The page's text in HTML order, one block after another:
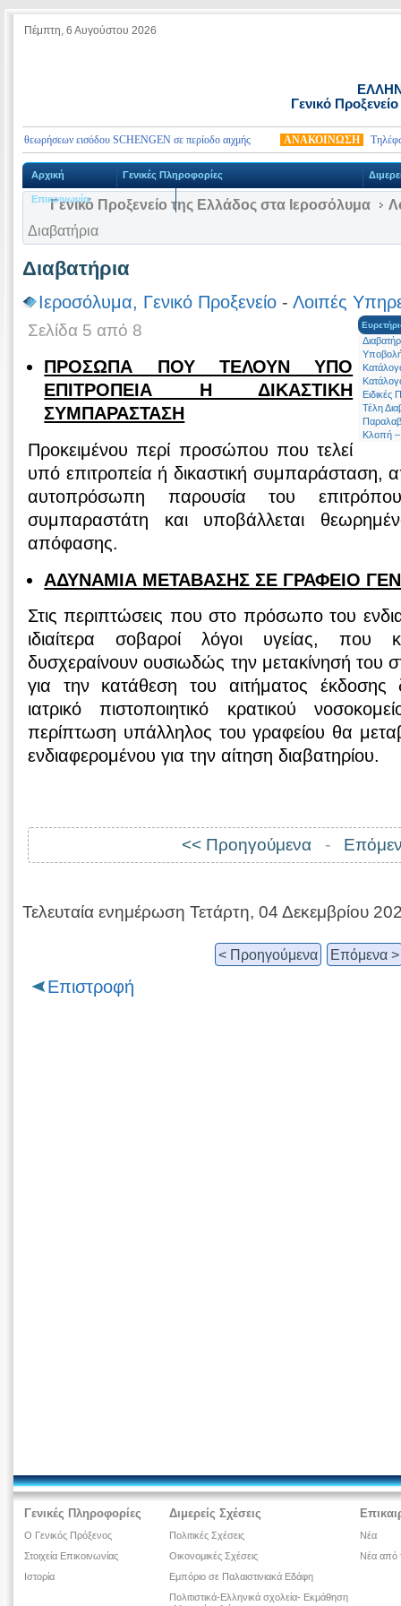
Πέμπτη, 6 Αυγούστου 2026
Γενικό
θεωρήσεων εισόδου SCHENGEN σε περίοδο αιχμής ΑΝΑΚΟΙΝΩΣΗ Τηλέφωνα
Αρχική Γενικές Πληροφορίες
Επικοινωνία
Γενικό Προξενείο της Ελλάδος στα Ιεροσόλυμα
Διαβατήρια
Διαβατήρια
Ιεροσόλυμα, Γενικό Προξενείο - Λοιπές
Υποβολή
Ειδικές
Τέλη
Κλοπή –
Σελίδα 5 από 8
ΠΡΟΣΩΠΑ ΠΟΥ ΤΕΛΟΥΝ ΥΠΟ
ΕΠΙΤΡΟΠΕΙΑ Η ΔΙΚΑΣΤΙΚΗ
ΣΥΜΠΑΡΑΣΤΑΣΗ
Προκειμένου περί προσώπου που τελεί
υπό επιτροπεία ή δικαστική συμπαράσταση,
αυτοπρόσωπη παρουσία του
συμπαραστάτη και υποβάλλεται
απόφασης.
ΑΔΥΝΑΜΙΑ ΜΕΤΑΒΑΣΗΣ ΣΕ ΓΡΑΦΕΙΟ
Στις περιπτώσεις που στο πρόσωπο του
ιδιαίτερα σοβαροί λόγοι υγείας, που
δυσχεραίνουν ουσιωδώς την μετακίνησή του
για την κατάθεση του αιτήματος έκδοσης
ιατρικό πιστοποιητικό κρατικού
περίπτωση υπάλληλος του γραφείου θα
ενδιαφερομένου για την αίτηση διαβατηρίου.
<< Προηγούμενα -
Τελευταία ενημέρωση Τετάρτη, 04 Δεκεμβρίου
< Προηγούμενα Επόμενα >
Επιστροφή
Γενικές Πληροφορίες
Ο Γενικός Πρόξενος
Στοιχεία Επικοινωνίας
Ιστορία
Διμερείς Σχέσεις
Πολιτικές Σχέσεις
Οικονομικές Σχέσεις
Εμπόριο σε Παλαιστινιακά Εδάφη
Πολιτιστικά-Ελληνικά σχολεία- Εκμάθηση
Νέα
Νέα από